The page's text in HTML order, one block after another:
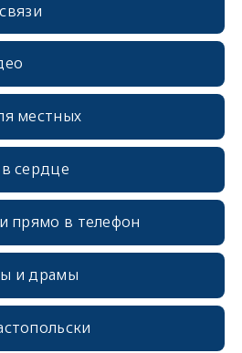
местных
сердце
прямо в телефон
и драмы
erid: 2SDnjcrDNw6